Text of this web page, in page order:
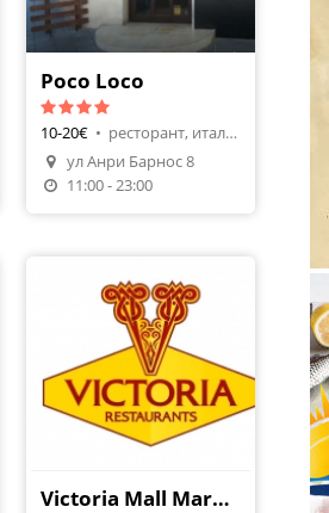
Poco Loco
10-20€ •
ресторант, италианска
ул Анри Барнос 8
11:00 - 23:00
Victoria Mall Markovo Tepe